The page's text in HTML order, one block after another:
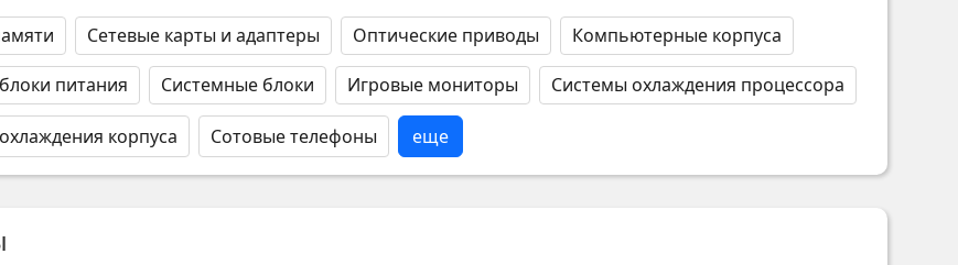
Сетевые карты и адаптеры Оптические приводы Компьютерные корпуса
питания Системные блоки Игровые мониторы Системы охлаждения процессора
корпуса Сотовые телефоны еще